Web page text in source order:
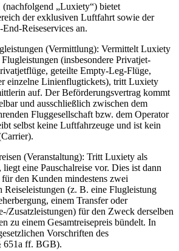
„Luxiety“) bietet
der exklusiven Luftfahrt sowie der
Reiseservices an.
(Vermittlung): Vermittelt Luxiety
(insbesondere Privatjet-
geteilte Empty-Leg-Flüge,
einzelne Linienflugtickets), tritt Luxiety
auf. Der Beförderungsvertrag kommt
und ausschließlich zwischen dem
Fluggesellschaft bzw. dem Operator
selbst keine Luftfahrzeuge und ist kein
(Veranstaltung): Tritt Luxiety als
eine Pauschalreise vor. Dies ist dann
den Kunden mindestens zwei
Reiseleistungen (z. B. eine Flugleistung
einem Transfer oder
Zusatzleistungen) für den Zweck derselben
zu einem Gesamtreisepreis bündelt. In
Vorschriften des
651a ff. BGB).